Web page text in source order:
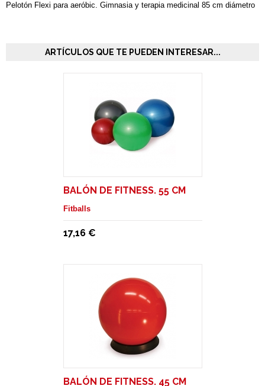
Pelotón Flexi para aeróbic. Gimnasia y terapia medicinal 85 cm diámetro
ARTÍCULOS QUE TE PUEDEN INTERESAR...
BALÓN DE FITNESS. 55 CM
Fitballs
17,16 €
BALÓN DE FITNESS. 45 CM